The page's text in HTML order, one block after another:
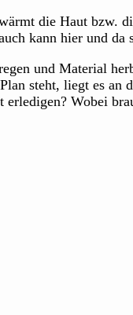
die Haut bzw.
kann hier und
und Material
steht, liegt es an
erledigen? Wobei